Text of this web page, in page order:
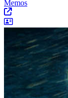
Memos